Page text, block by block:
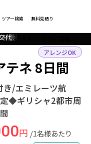
無料見積り
ツアー検索
・アテネ
テネ 8日間
き/エミレーツ航
◆ギリシャ2都市周
アレンジOK
円 /1名様あたり
風景
殿
代
フォトギャラリー